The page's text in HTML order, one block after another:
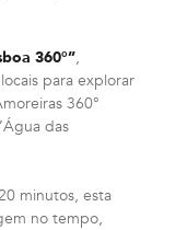
360°”,
para explorar
360°
das
minutos, esta
no tempo,